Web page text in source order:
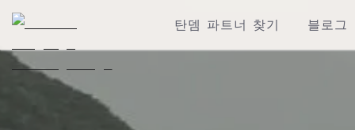
탄뎀 파트너 찾기 블로그